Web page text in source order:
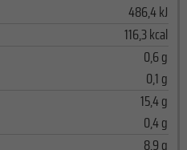
486,4 kJ
116,3 kcal
0,6 g
0,1 g
15,4 g
0,4 g
8,9 g